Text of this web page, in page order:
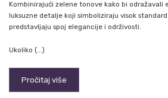
Kombinirajući zelene tonove kako bi odražavali
luksuzne detalje koji simboliziraju visok
predstavljaju spoj elegancije i održivosti.
Ukoliko (...)
Pročitaj više